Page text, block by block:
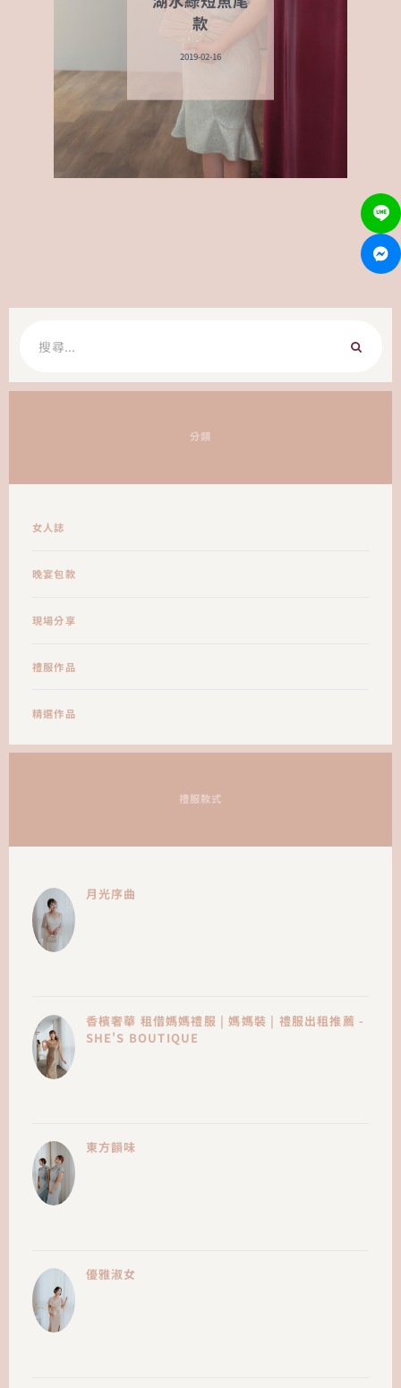
款
2019-02-16
鍵
分類
女人誌
晚宴包款
現場分享
禮服作品
精選作品
禮服款式
月光序曲
香檳奢華 租借媽媽禮服 | 媽媽裝 | 禮服出租推薦 -
SHE'S BOUTIQUE
東方韻味
優雅淑女